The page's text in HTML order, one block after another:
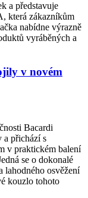
a představuje
která zákazníkům
nabídne výrazně
vyráběných a
v novém
Bacardi
a přichází s
v praktickém balení
se o dokonalé
osvěžení
kouzlo tohoto